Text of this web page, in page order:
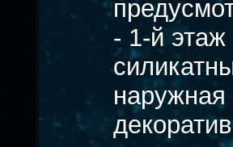
- 1-й этаж